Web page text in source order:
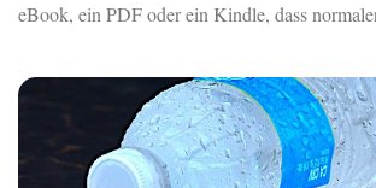
eBook, ein PDF oder ein Kindle, dass